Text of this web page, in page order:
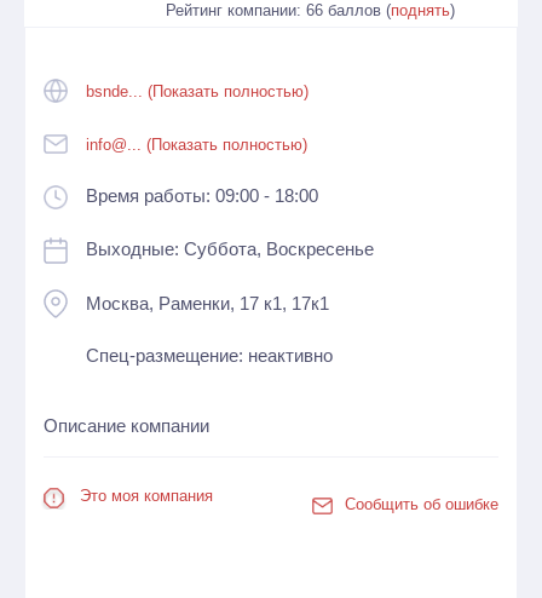
Рейтинг компании: 66 баллов (поднять)
bsnde... (Показать полностью)
info@... (Показать полностью)
Время работы: 09:00 - 18:00
Выходные: Суббота, Воскресенье
Москва, Раменки, 17 к1, 17к1
Спец-размещение: неактивно
Описание компании
Это моя компания Сообщить об ошибке